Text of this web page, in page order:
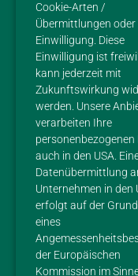
DATENSCHUTZ
KONTAKT
Margarethes
im Gestüt
Inhaberin Sarah
Mohlenweg 4
56626 Andernach
Mobil: 01 51 / 28 24
E-Mail:
Cookie-Arten /
Übermittlungen oder
Einwilligung. Diese
Einwilligung ist
kann jederzeit mit
Zukunftswirkung
werden. Unsere
verarbeiten Ihre
personenbezogenen
auch in den USA.
Datenübermittlung
Unternehmen in den
erfolgt auf der
eines
der Europäischen
Kommission im